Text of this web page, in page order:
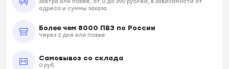
адреса и суммы заказа
Более чем 8000 ПВЗ по России
Через 2 дня или позже
Самовывоз со склада
0 руб.